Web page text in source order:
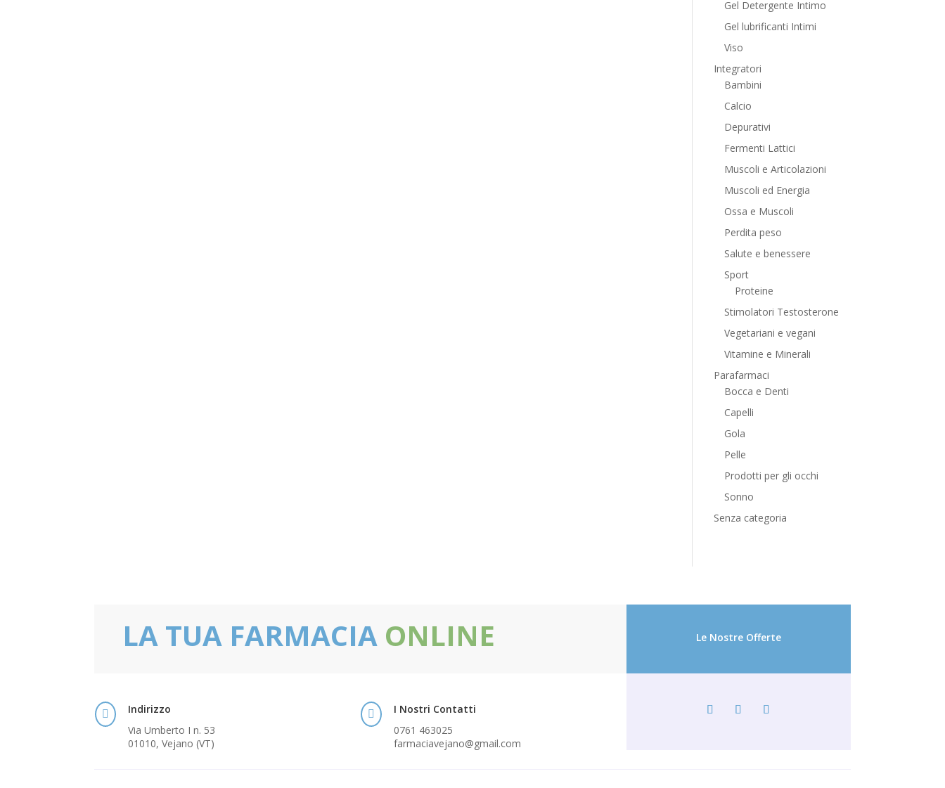
Gel Detergente Intimo
Gel lubrificanti Intimi
Viso
Integratori
Bambini
Calcio
Depurativi
Fermenti Lattici
Muscoli e Articolazioni
Muscoli ed Energia
Ossa e Muscoli
Perdita peso
Salute e benessere
Sport
Proteine
Stimolatori Testosterone
Vegetariani e vegani
Vitamine e Minerali
Parafarmaci
Bocca e Denti
Capelli
Gola
Pelle
Prodotti per gli occhi
Sonno
Senza categoria
LA TUA FARMACIA ONLINE Le Nostre Offerte

Indirizzo
Via Umberto I n. 53
01010, Vejano (VT)

I Nostri Contatti
0761 463025
farmaciavejano@gmail.com